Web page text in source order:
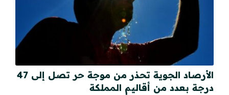
الأرصاد الجوية تحذر من موجة حر تصل إلى 47
درجة بعدد من أقاليم المملكة